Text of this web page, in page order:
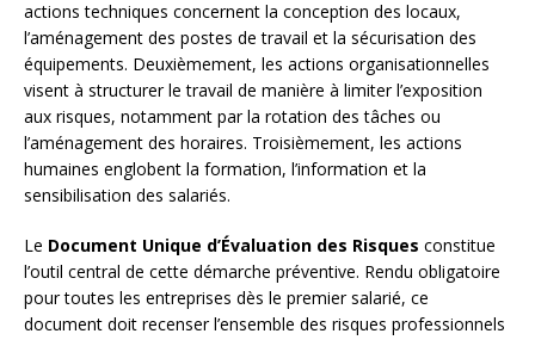
actions techniques concernent la conception des locaux,
l’aménagement des postes de travail et la sécurisation des
équipements. Deuxièmement, les actions organisationnelles
visent à structurer le travail de manière à limiter l’exposition
aux risques, notamment par la rotation des tâches ou
l’aménagement des horaires. Troisièmement, les actions
humaines englobent la formation, l’information et la
sensibilisation des salariés.
Le Document Unique d’Évaluation des Risques constitue
l’outil central de cette démarche préventive. Rendu obligatoire
pour toutes les entreprises dès le premier salarié, ce
document doit recenser l’ensemble des risques professionnels